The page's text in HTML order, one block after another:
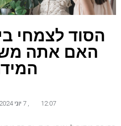
הסוד לצמחי
האם אתה
12:07